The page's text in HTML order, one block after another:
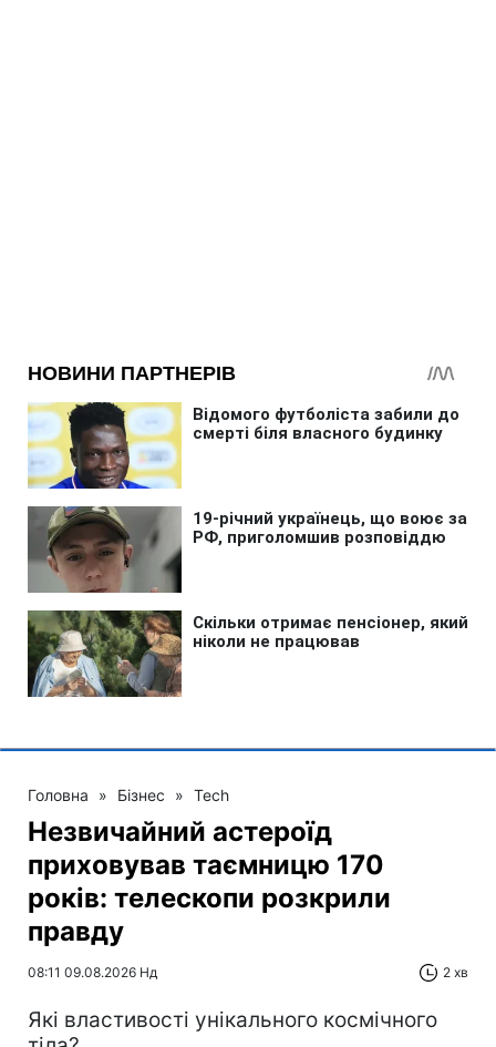
Головна » Бізнес » Tech
Незвичайний астероїд
приховував таємницю 170
років: телескопи розкрили
правду
08:11 09.08.2026 Нд 2 хв
Які властивості унікального космічного